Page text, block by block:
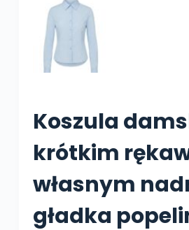
Koszula
krótkim
własnym
gładka